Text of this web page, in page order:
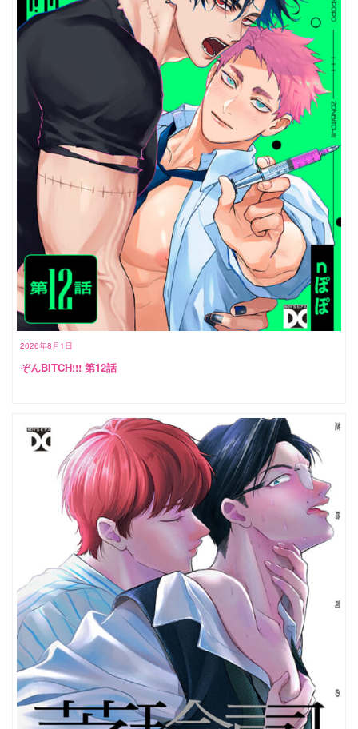
2026年8月1日
ぞんBITCH!!! 第12話